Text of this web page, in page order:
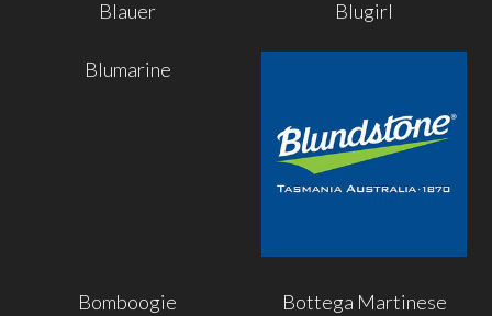
Blauer Blugirl
Blumarine
Bomboogie Bottega Martinese